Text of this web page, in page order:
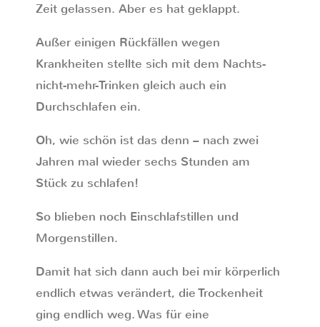
Zeit gelassen. Aber es hat geklappt.
Außer einigen Rückfällen wegen
Krankheiten stellte sich mit dem Nachts-
nicht-mehr-Trinken gleich auch ein
Durchschlafen ein.
Oh, wie schön ist das denn – nach zwei
Jahren mal wieder sechs Stunden am
Stück zu schlafen!
So blieben noch Einschlafstillen und
Morgenstillen.
Damit hat sich dann auch bei mir körperlich
endlich etwas verändert, die Trockenheit
ging endlich weg. Was für eine